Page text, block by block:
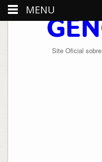
Site Oficial
MENU